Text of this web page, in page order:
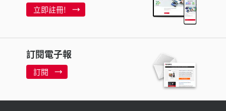
立即註冊!
訂閱電子報
訂閱